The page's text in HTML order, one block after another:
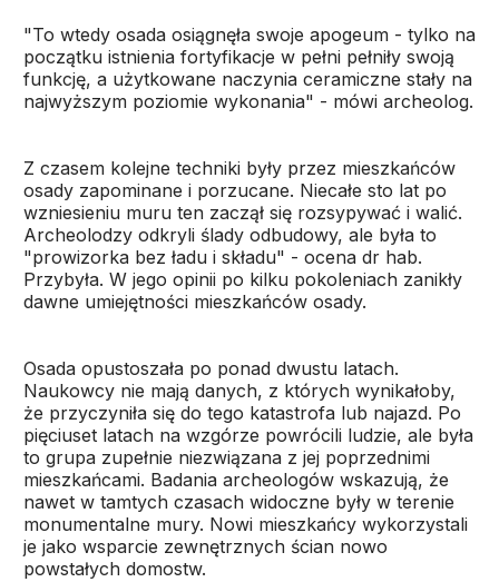
"To wtedy osada osiągnęła swoje apogeum - tylko na
początku istnienia fortyfikacje w pełni pełniły swoją
funkcję, a użytkowane naczynia ceramiczne stały na
najwyższym poziomie wykonania" - mówi archeolog.
Z czasem kolejne techniki były przez mieszkańców
osady zapominane i porzucane. Niecałe sto lat po
wzniesieniu muru ten zaczął się rozsypywać i walić.
Archeolodzy odkryli ślady odbudowy, ale była to
"prowizorka bez ładu i składu" - ocena dr hab.
Przybyła. W jego opinii po kilku pokoleniach zanikły
dawne umiejętności mieszkańców osady.
Osada opustoszała po ponad dwustu latach.
Naukowcy nie mają danych, z których wynikałoby,
że przyczyniła się do tego katastrofa lub najazd. Po
pięciuset latach na wzgórze powrócili ludzie, ale była
to grupa zupełnie niezwiązana z jej poprzednimi
mieszkańcami. Badania archeologów wskazują, że
nawet w tamtych czasach widoczne były w terenie
monumentalne mury. Nowi mieszkańcy wykorzystali
je jako wsparcie zewnętrznych ścian nowo
powstałych domostw.